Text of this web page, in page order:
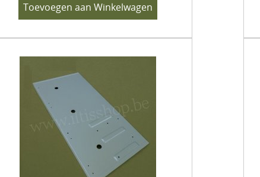
Toevoegen aan Winkelwagen